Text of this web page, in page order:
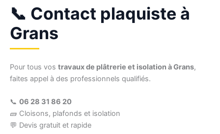
📞 Contact plaquiste à
Grans
Pour tous vos travaux de plâtrerie et isolation à Grans,
faites appel à des professionnels qualifiés.
📞 06 28 31 86 20
🧱 Cloisons, plafonds et isolation
💬 Devis gratuit et rapide